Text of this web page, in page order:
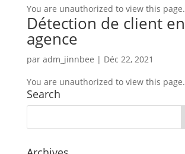
You are unauthorized to view this page.
Détection de client en
agence
par adm_jinnbee | Déc 22, 2021
You are unauthorized to view this page.
Search